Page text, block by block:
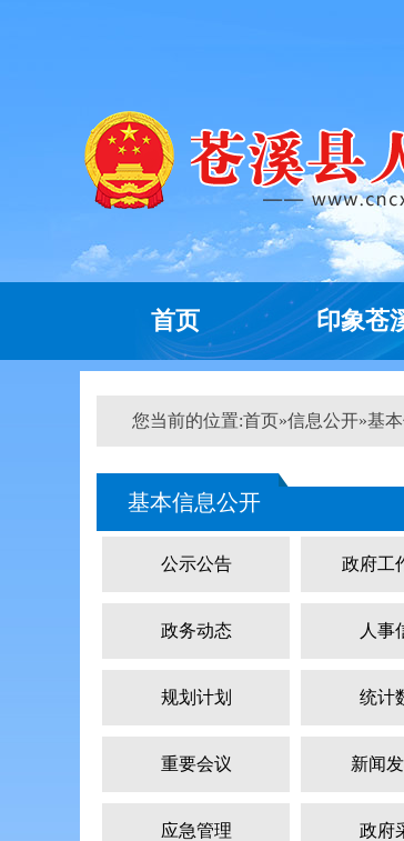
首页 印象苍
您当前的位置:首页»信息公开»基
基本信息公开
公示公告 政府工
政务动态 人事
规划计划 统计
重要会议 新闻
应急管理 政府